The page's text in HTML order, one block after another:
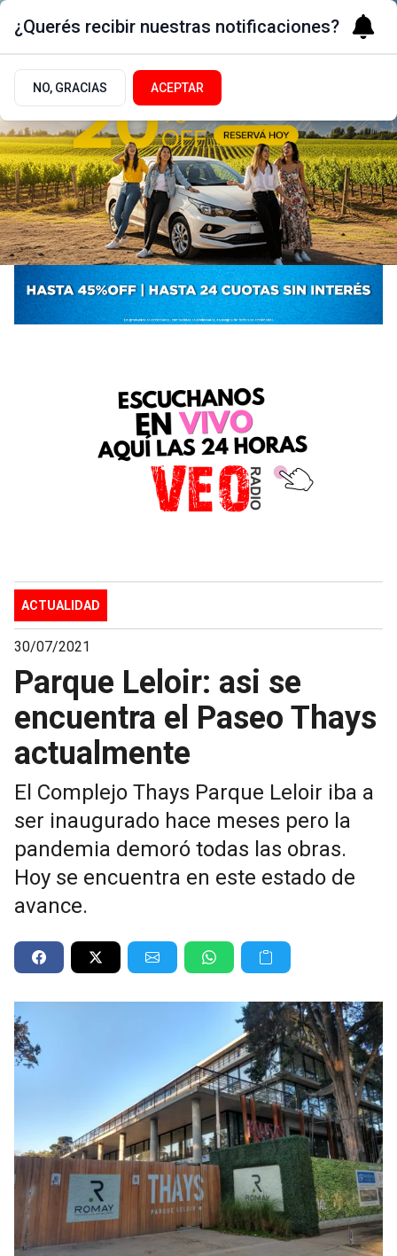
ACTUALIDAD
30/07/2021
Parque Leloir: asi se
encuentra el Paseo Thays
actualmente
El Complejo Thays Parque Leloir iba a
ser inaugurado hace meses pero la
pandemia demoró todas las obras.
Hoy se encuentra en este estado de
avance.
¿Querés recibir nuestras notificaciones?
NO, GRACIAS ACEPTAR